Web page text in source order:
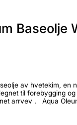
Baseolje
av hvetekim, en
til forebygging
Wheatgerm Oil er
av hvetekim.